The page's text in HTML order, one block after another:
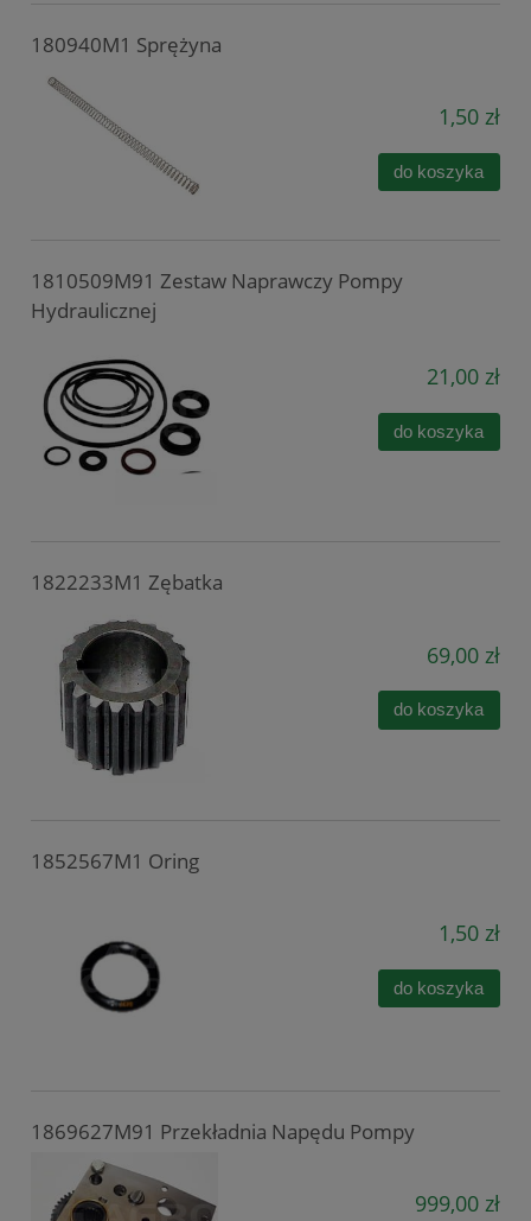
180940M1 Sprężyna
1,50 zł
do koszyka
1810509M91 Zestaw Naprawczy Pompy
Hydraulicznej
21,00 zł
do koszyka
1822233M1 Zębatka
69,00 zł
do koszyka
1852567M1 Oring
1,50 zł
do koszyka
1869627M91 Przekładnia Napędu Pompy
999,00 zł